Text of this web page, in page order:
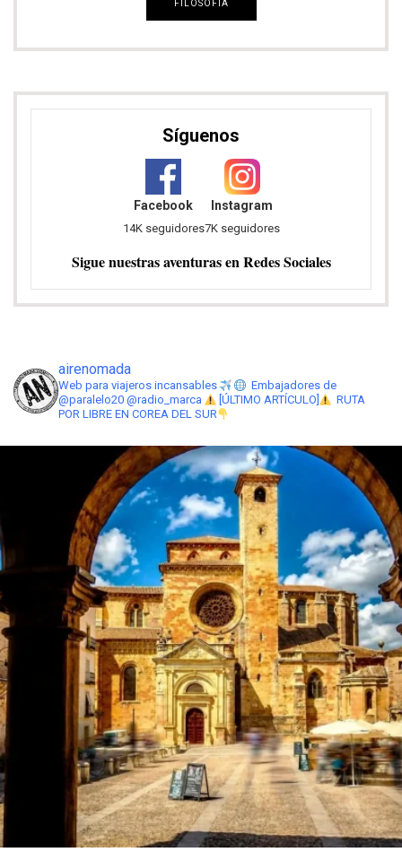
airenomada
Web para viajeros incansables
Embajadores de
@paralelo20 @radio_marca
[ÚLTIMO ARTÍCULO]
RUTA
POR LIBRE EN COREA DEL SUR